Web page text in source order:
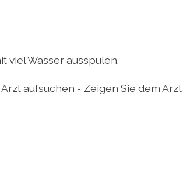
viel Wasser ausspülen.
aufsuchen - Zeigen Sie dem Arzt